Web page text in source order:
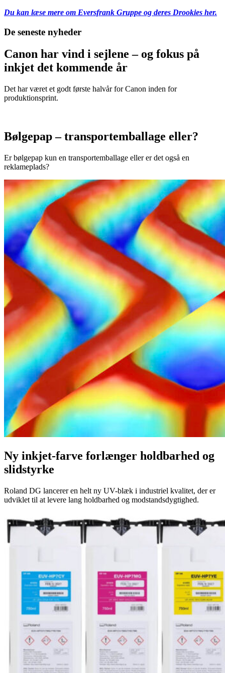
Du kan læse mere om Eversfrank Gruppe og deres Drookies her.
De seneste nyheder
Canon har vind i sejlene – og fokus på
inkjet det kommende år
Det har været et godt første halvår for Canon inden for
produktionsprint.
Bølgepap – transportemballage eller?
Er bølgepap kun en transportemballage eller er det også en
reklameplads?
Ny inkjet-farve forlænger holdbarhed og
slidstyrke
Roland DG lancerer en helt ny UV-blæk i industriel kvalitet, der er
udviklet til at levere lang holdbarhed og modstandsdygtighed.